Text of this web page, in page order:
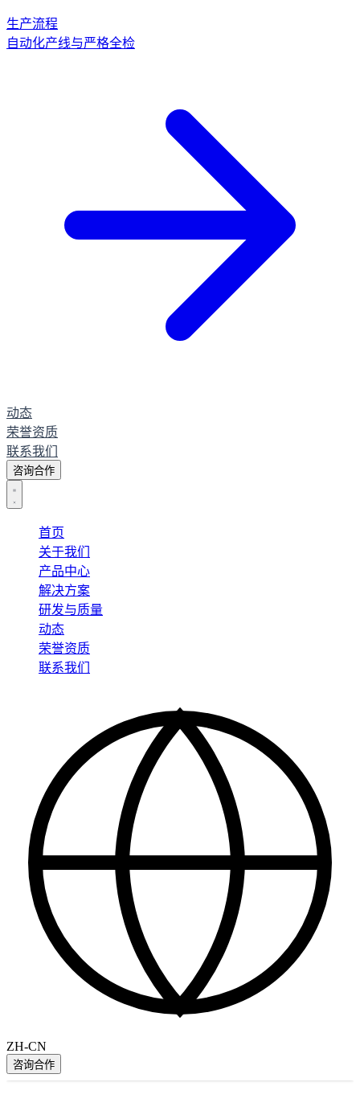
生产流程
自动化产线与严格全检
动态
荣誉资质
联系我们
咨询合作
首页
关于我们
产品中心
解决方案
研发与质量
动态
荣誉资质
联系我们
ZH-CN
咨询合作